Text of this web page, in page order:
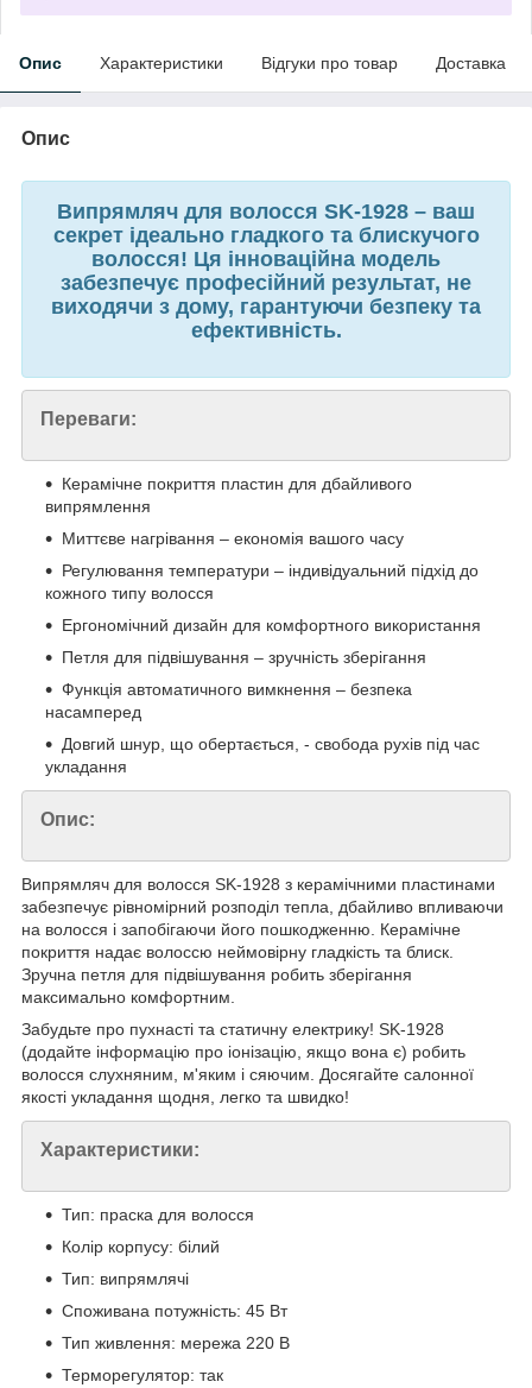
Опис Характеристики Відгуки про товар Доставка
Опис
Випрямляч для волосся SK-1928 – ваш
секрет ідеально гладкого та блискучого
волосся! Ця інноваційна модель
забезпечує професійний результат, не
виходячи з дому, гарантуючи безпеку та
ефективність.
Переваги:
Керамічне покриття пластин для дбайливого
випрямлення
Миттєве нагрівання – економія вашого часу
Регулювання температури – індивідуальний підхід до
кожного типу волосся
Ергономічний дизайн для комфортного використання
Петля для підвішування – зручність зберігання
Функція автоматичного вимкнення – безпека
насамперед
Довгий шнур, що обертається, - свобода рухів під час
укладання
Опис:
Випрямляч для волосся SK-1928 з керамічними пластинами
забезпечує рівномірний розподіл тепла, дбайливо впливаючи
на волосся і запобігаючи його пошкодженню. Керамічне
покриття надає волоссю неймовірну гладкість та блиск.
Зручна петля для підвішування робить зберігання
максимально комфортним.
Забудьте про пухнасті та статичну електрику! SK-1928
(додайте інформацію про іонізацію, якщо вона є) робить
волосся слухняним, м'яким і сяючим. Досягайте салонної
якості укладання щодня, легко та швидко!
Характеристики:
Тип: праска для волосся
Колір корпусу: білий
Тип: випрямлячі
Споживана потужність: 45 Вт
Тип живлення: мережа 220 В
Терморегулятор: так